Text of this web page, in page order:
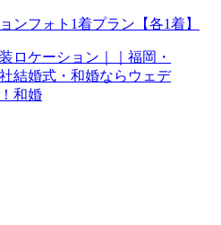
ンフォト1着プラン【各1着】